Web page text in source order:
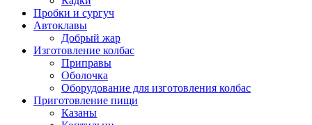
Пробки и сургуч
Автоклавы
Добрый жар
Изготовление колбас
Приправы
Оболочка
Оборудование для изготовления колбас
Приготовление пищи
Казаны